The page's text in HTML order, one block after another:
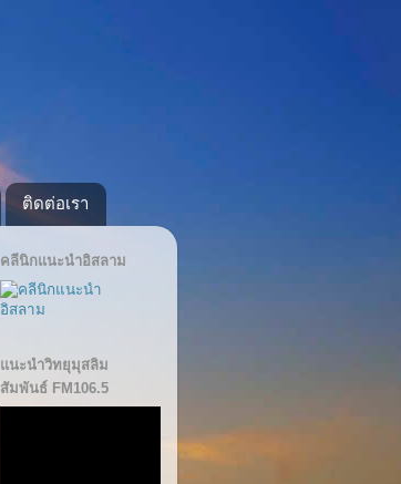
ติดต่อเรา
คลีนิกแนะนำอิสลาม
แนะนำวิทยุมุสลิม
สัมพันธ์ FM106.5